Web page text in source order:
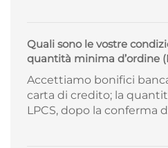
Quali sono le vostre
quantità minima d’ordine
Accettiamo bonifici
carta di credito; la
LPCS, dopo la conferma